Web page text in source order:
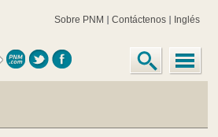
Sobre PNM Contáctenos Inglés